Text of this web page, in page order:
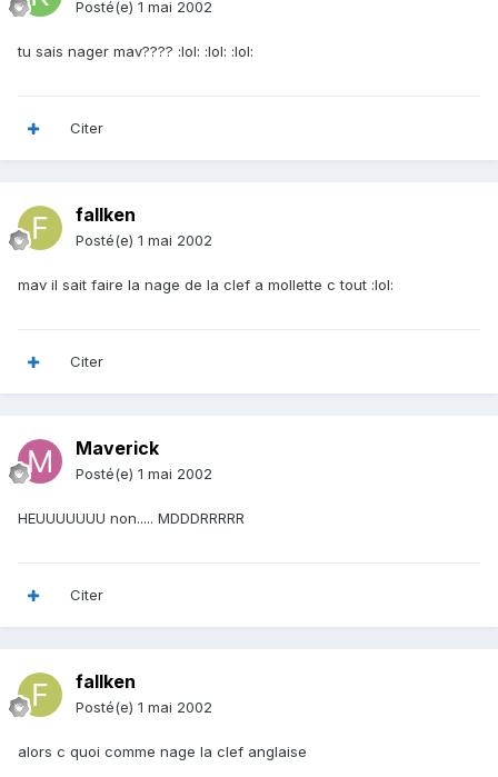
Posté(e) 1 mai 2002
tu sais nager mav???? :lol: :lol: :lol:
Citer
fallken
Posté(e) 1 mai 2002
mav il sait faire la nage de la clef a mollette c tout :lol:
Citer
Maverick
Posté(e) 1 mai 2002
HEUUUUUUU non..... MDDDRRRRR
Citer
fallken
Posté(e) 1 mai 2002
alors c quoi comme nage la clef anglaise